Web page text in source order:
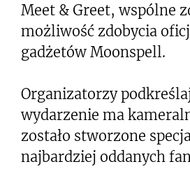
Meet & Greet, wspólne
możliwość zdobycia
gadżetów Moonspell.
Organizatorzy
wydarzenie ma
zostało stworzone
najbardziej oddanych